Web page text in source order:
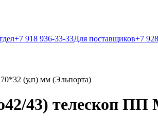
+7 918 936-33-33Для поставщиков+7
(у,п) мм (Эльпорта)
43) телескоп